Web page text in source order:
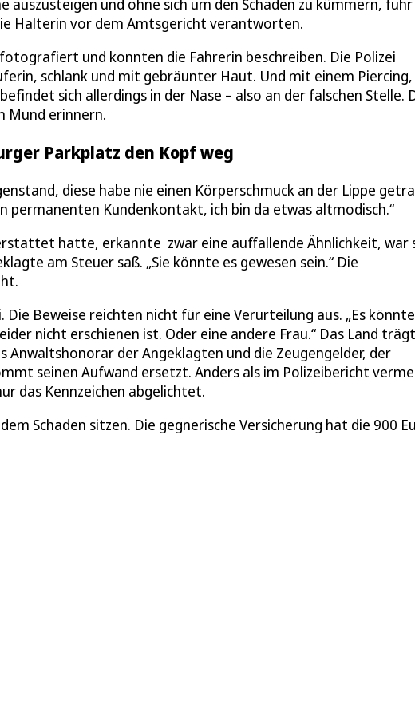
auszusteigen und ohne sich um den Schaden zu kümmern, fuhr
Halterin vor dem Amtsgericht verantworten.
und konnten die Fahrerin beschreiben. Die Polizei
schlank und mit gebräunter Haut. Und mit einem Piercing,
sich allerdings in der Nase – also an der falschen Stelle.
Mund erinnern.
Parkplatz den Kopf weg
diese habe nie einen Körperschmuck an der Lippe
permanenten Kundenkontakt, ich bin da etwas altmodisch.“
hatte, erkannte zwar eine auffallende Ähnlichkeit, war
am Steuer saß. „Sie könnte es gewesen sein.“ Die
Die Beweise reichten nicht für eine Verurteilung aus. „Es könnte
nicht erschienen ist. Oder eine andere Frau.“ Das Land trägt
Anwaltshonorar der Angeklagten und die Zeugengelder, der
seinen Aufwand ersetzt. Anders als im Polizeibericht
das Kennzeichen abgelichtet.
Schaden sitzen. Die gegnerische Versicherung hat die 900